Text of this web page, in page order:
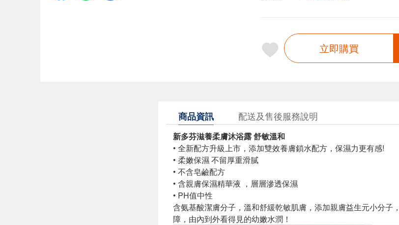
立即購買
商品資訊 配送及售後服務說明
新多芬滋養柔膚沐浴露 舒敏溫和
• 全新配方升級上市，添加雙效養膚鎖水配方，保濕力更有感!
• 柔嫩保濕 不留厚重滑膩
• 不含皂鹼配方
• 含親膚保濕精華液 ，層層滲透保濕
• PH值中性
含氨基酸潔膚分子，溫和舒緩乾敏肌膚，添加親膚益生元小分
障，由內到外看得見的幼嫩水潤！